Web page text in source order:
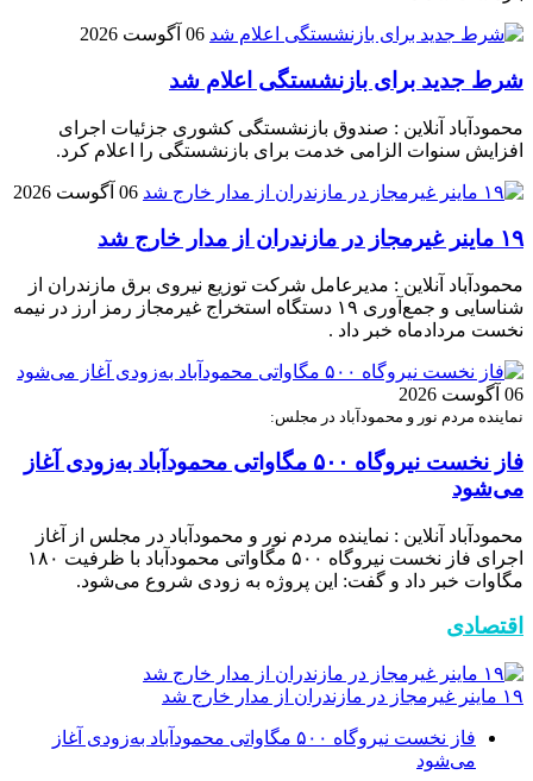
06 آگوست 2026
شرط جدید برای بازنشستگی اعلام شد
محمودآباد آنلاین : صندوق بازنشستگی کشوری جزئیات اجرای
افزایش سنوات الزامی خدمت برای بازنشستگی را اعلام کرد.
06 آگوست 2026
۱۹ ماینر غیرمجاز در مازندران از مدار خارج شد
محمودآباد آنلاین : مدیرعامل شرکت توزیع نیروی برق مازندران از
شناسایی و جمع‌آوری ۱۹ دستگاه استخراج غیرمجاز رمز ارز در نیمه
نخست مردادماه خبر داد .
06 آگوست 2026
نماینده مردم نور و محمودآباد در مجلس:
فاز نخست نیروگاه ۵۰۰ مگاواتی محمودآباد به‌زودی آغاز
می‌شود
محمودآباد آنلاین : نماینده مردم نور و محمودآباد در مجلس از آغاز
اجرای فاز نخست نیروگاه ۵۰۰ مگاواتی محمودآباد با ظرفیت ۱۸۰
مگاوات خبر داد و گفت: این پروژه به زودی شروع می‌شود.
اقتصادی
۱۹ ماینر غیرمجاز در مازندران از مدار خارج شد
فاز نخست نیروگاه ۵۰۰ مگاواتی محمودآباد به‌زودی آغاز
می‌شود